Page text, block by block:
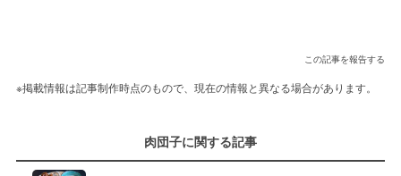
この記事を報告する
※掲載情報は記事制作時点のもので、現在の情報と異なる場合があります。
肉団子に関する記事